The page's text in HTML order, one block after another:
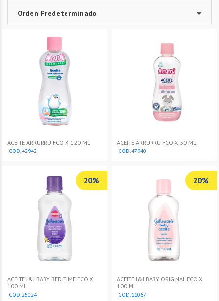
ACEITE ARRURRU FCO X 120 ML
COD. 42942
ACEITE ARRURRU FCO X 50 ML
COD. 47940
20%
ACEITE J&J BABY BED TIME FCO X
100 ML
COD. 25024
20%
ACEITE J&J BABY ORIGINAL FCO X
100 ML
COD. 11067